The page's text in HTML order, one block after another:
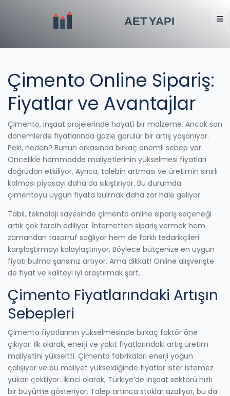
Çimento Online Sipariş:
Fiyatlar ve Avantajlar
Çimento, inşaat projelerinde hayatî bir malzeme. Ancak son
dönemlerde fiyatlarında gözle görülür bir artış yaşanıyor.
Peki, neden? Bunun arkasında birkaç önemli sebep var.
Öncelikle hammadde maliyetlerinin yükselmesi fiyatları
doğrudan etkiliyor. Ayrıca, talebin artması ve üretimin sınırlı
kalması piyasayı daha da sıkıştırıyor. Bu durumda
çimentoyu uygun fiyata bulmak daha zor hale geliyor.
Tabii, teknoloji sayesinde çimento online sipariş seçeneği
artık çok tercih ediliyor. İnternetten sipariş vermek hem
zamandan tasarruf sağlıyor hem de farklı tedarikçileri
karşılaştırmayı kolaylaştırıyor. Böylece bütçenize en uygun
fiyatı bulma şansınız artıyor. Ama dikkat! Online alışverişte
de fiyat ve kaliteyi iyi araştırmak şart.
Çimento Fiyatlarındaki Artışın
Sebepleri
Çimento fiyatlarının yükselmesinde birkaç faktör öne
çıkıyor. İlk olarak, enerji ve yakıt fiyatlarındaki artış üretim
maliyetini yükseltti. Çimento fabrikaları enerji yoğun
çalışıyor ve bu maliyet yükseldiğinde fiyatlar ister istemez
yukarı çekiliyor. İkinci olarak, Türkiye’de inşaat sektörü hızlı
bir büyüme gösteriyor. Talep artınca stoklar azalıyor, bu da